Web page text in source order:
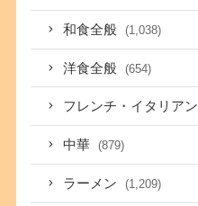
和食全般 (1,038)
洋食全般 (654)
フレンチ・イタリアン
中華 (879)
ラーメン (1,209)